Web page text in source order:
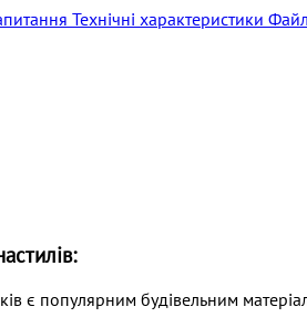
Технічні характеристики
є популярним будівельним